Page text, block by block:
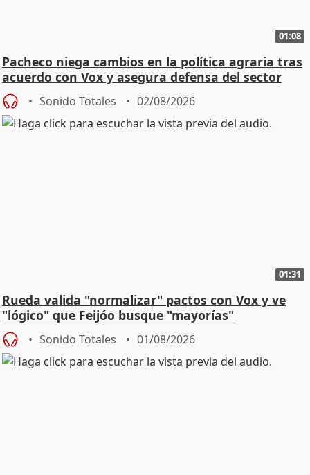
01:08
Pacheco niega cambios en la política agraria tras
acuerdo con Vox y asegura defensa del sector
Sonido Totales 02/08/2026
01:31
Rueda valida "normalizar" pactos con Vox y ve
"lógico" que Feijóo busque "mayorías"
Sonido Totales 01/08/2026